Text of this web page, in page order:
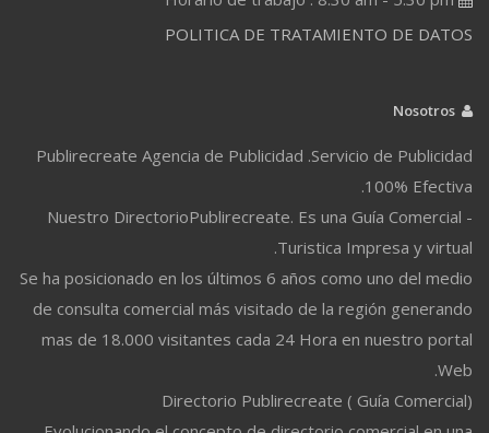
POLITICA DE TRATAMIENTO DE DATOS
Publirecreate Agencia de Publicidad .Servicio de Publicidad
100% Efectiva.
Nuestro DirectorioPublirecreate. Es una Guía Comercial -
Turistica Impresa y virtual.
Se ha posicionado en los últimos 6 años como uno del medio
de consulta comercial más visitado de la región generando
mas de 18.000 visitantes cada 24 Hora en nuestro portal
Web.
Directorio Publirecreate ( Guía Comercial)